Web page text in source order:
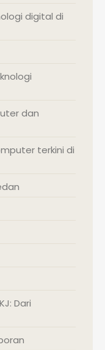
digital di
dan
terkini di
Dari